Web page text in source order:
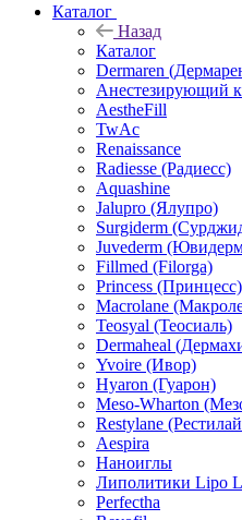
Каталог
Назад
Каталог
Dermaren
Анестезирующий
AestheFill
TwAc
Renaissance
Radiesse (Радиесс)
Aquashine
Jalupro (Ялупро)
Surgiderm
Juvederm
Fillmed (Filorga)
Princess (Принцесс)
Macrolane
Teosyal (Теосиаль)
Dermaheal
Yvoire (Ивор)
Hyaron (Гуарон)
Meso-Wharton
Restylane
Aespira
Наноиглы
Липолитики Lipo
Perfectha